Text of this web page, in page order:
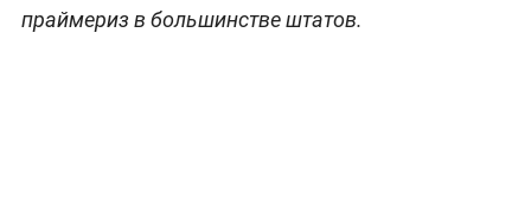
праймериз в большинстве штатов.